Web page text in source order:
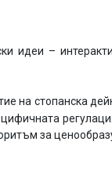
идеи –
на стопанска
за